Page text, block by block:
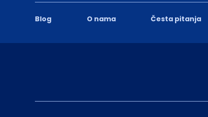
Blog O nama Česta pitanja